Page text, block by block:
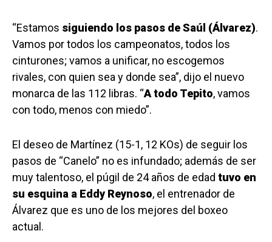
“Estamos siguiendo los pasos de Saúl (Álvarez).
Vamos por todos los campeonatos, todos los
cinturones; vamos a unificar, no escogemos
rivales, con quien sea y donde sea”, dijo el nuevo
monarca de las 112 libras. “A todo Tepito, vamos
con todo, menos con miedo”.
El deseo de Martínez (15-1, 12 KOs) de seguir los
pasos de “Canelo” no es infundado; además de ser
muy talentoso, el púgil de 24 años de edad tuvo en
su esquina a Eddy Reynoso, el entrenador de
Álvarez que es uno de los mejores del boxeo
actual.